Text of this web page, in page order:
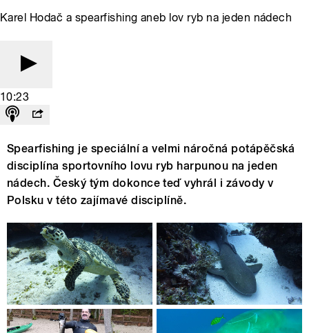
Karel Hodač a spearfishing aneb lov ryb na jeden nádech
10:23
Spearfishing je speciální a velmi náročná potápěčská
disciplína sportovního lovu ryb harpunou na jeden
nádech. Český tým dokonce teď vyhrál i závody v
Polsku v této zajímavé disciplíně.